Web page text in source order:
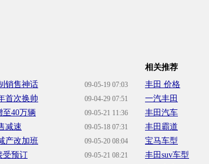
09-05-19 07:03
销售神话
09-04-29 07:51
首次换帅
09-05-21 11:36
至40万辆
09-05-18 07:31
减速
09-05-20 08:04
产改加班
09-05-21 08:21
受预订
相关推荐
丰田 价格
一汽丰田
丰田汽车
丰田霸道
宝马车型
丰田suv车型